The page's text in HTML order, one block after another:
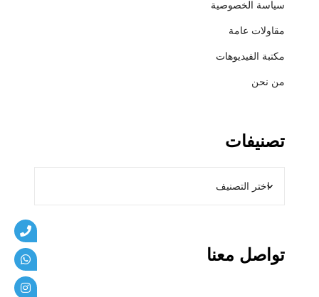
سياسة الخصوصية
مقاولات عامة
مكتبة الفيديوهات
من نحن
تصنيفات
تواصل معنا